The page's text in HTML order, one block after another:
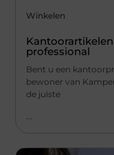
Winkelen
professional
Bent u een
bewoner van
de juiste
...